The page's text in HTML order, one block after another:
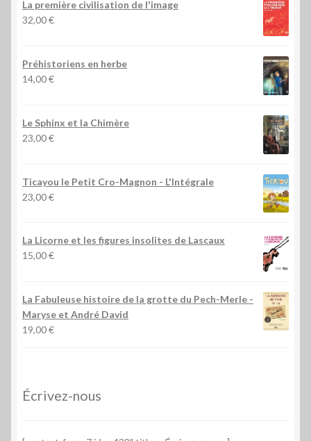
La première civilisation de l'image
32,00€
Préhistoriens en herbe
14,00€
Le Sphinx et la Chimère
23,00€
Ticayou le Petit Cro-Magnon - L'Intégrale
23,00€
La Licorne et les figures insolites de Lascaux
15,00€
La Fabuleuse histoire de la grotte du Pech-Merle -
Maryse et André David
19,00€
Écrivez-nous